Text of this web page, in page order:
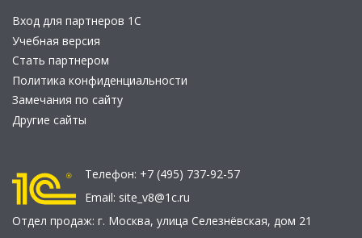
Вход для партнеров 1С
Учебная версия
Стать партнером
Политика конфиденциальности
Замечания по сайту
Другие сайты
Телефон: +7 (495) 737-92-57
Email: site_v8@1c.ru
Отдел продаж: г. Москва, улица Селезнёвская, дом 21